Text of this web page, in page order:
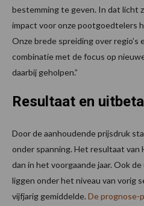
bestemming te geven. In dat licht
impact voor onze pootgoedtelers
Onze brede spreiding over regio’s
combinatie met de focus op
daarbij geholpen.”
Resultaat en
Door de aanhoudende prijsdruk
onder spanning. Het resultaat van
dan in het voorgaande jaar. Ook
liggen onder het niveau van vorig
vijfjarig gemiddelde.De prognose-